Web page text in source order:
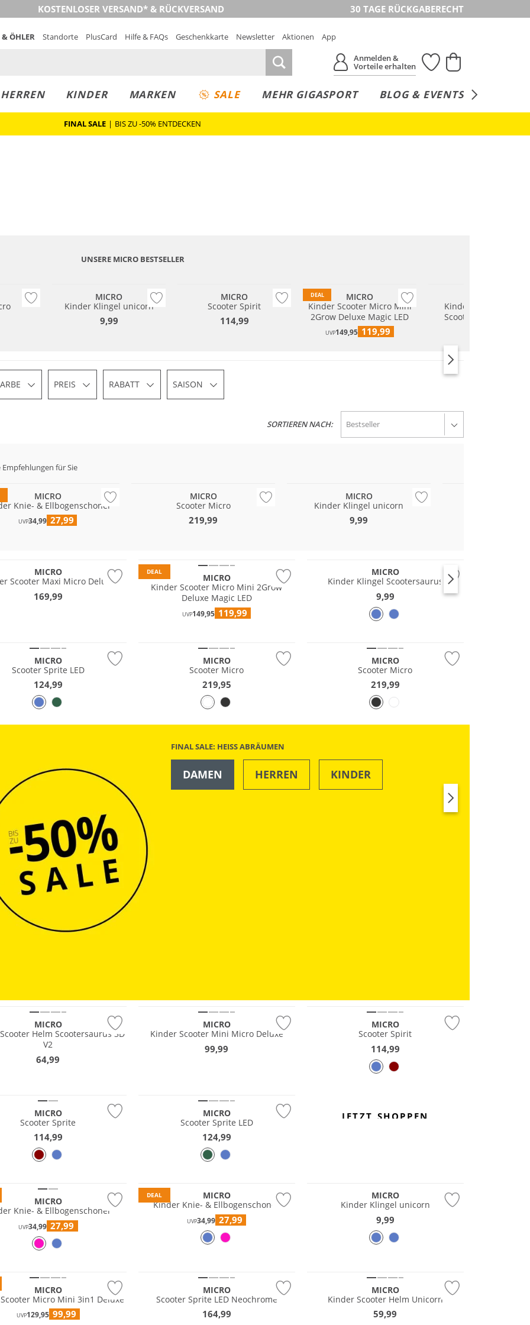
KOSTENLOSER VERSAND* & RÜCKVERSAND 30 TAGE RÜCKGABERECHT
ÖHLER Standorte PlusCard Hilfe & FAQs Geschenkkarte Newsletter Aktionen
App
Anmelden &
Vorteile erhalten
HERREN KINDER MARKEN SALE MEHR GIGASPORT BLOG & EVENTS
FINAL SALE | BIS ZU -50% ENTDECKEN
UNSERE MICRO BESTSELLER
MICRO
Kinder Klingel unicorn
9,99
MICRO
Scooter Spirit
114,99
DEAL
MICRO
Kinder Scooter Micro Mini
2Grow Deluxe Magic LED
UVP149,95 119,99
Kinder Scooter Helm
Scootersaurus 3D V2
PREIS RABATT SAISON
SORTIEREN NACH:
Empfehlungen für Sie
MICRO
Knie- & Ellbogenschoner
UVP34,99 27,99
MICRO
Scooter Micro
219,99
MICRO
Kinder Klingel unicorn
9,99
MICRO
Scooter Maxi Micro Deluxe
169,99
DEAL
MICRO
Kinder Scooter Micro Mini 2Grow
Deluxe Magic LED
UVP149,95 119,99
MICRO
Kinder Klingel Scootersaurus
9,99
MICRO
Scooter Sprite LED
124,99
MICRO
Scooter Micro
219,95
MICRO
Scooter Micro
219,99
FINAL SALE: HEISS ABRÄUMEN
DAMEN HERREN KINDER
MICRO
Helm Scootersaurus 3D
V2
64,99
MICRO
Kinder Scooter Mini Micro Deluxe
99,99
MICRO
Scooter Spirit
114,99
MICRO
Scooter Sprite
114,99
MICRO
Scooter Sprite LED
124,99
JETZT SHOPPEN
MICRO
Knie- & Ellbogenschoner
UVP34,99 27,99
DEAL
MICRO
Kinder Knie- & Ellbogenschoner
UVP34,99 27,99
MICRO
Kinder Klingel unicorn
9,99
MICRO
Micro Mini 3in1 Deluxe
UVP129,95 99,99
MICRO
Scooter Sprite LED Neochrome
164,99
MICRO
Kinder Scooter Helm Unicorn
59,99